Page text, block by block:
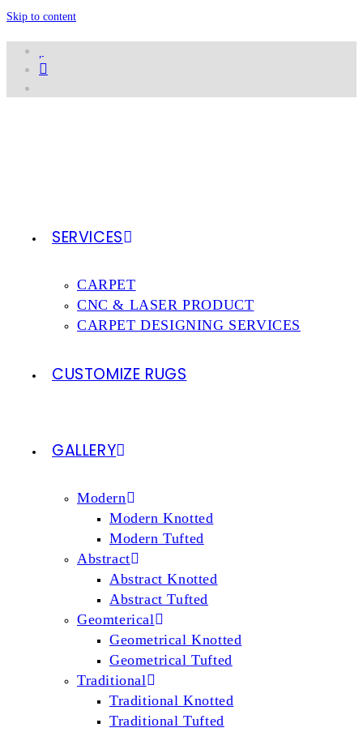
Skip to content
SERVICES
CARPET
CNC & LASER PRODUCT
CARPET DESIGNING SERVICES
CUSTOMIZE RUGS
GALLERY
Modern
Modern Knotted
Modern Tufted
Abstract
Abstract Knotted
Abstract Tufted
Geomterical
Geometrical Knotted
Geometrical Tufted
Traditional
Traditional Knotted
Traditional Tufted